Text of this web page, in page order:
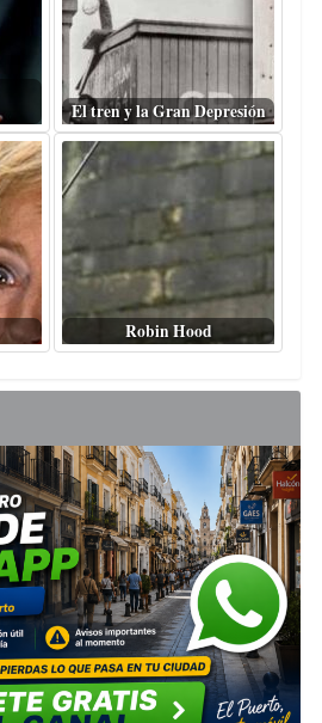
El tren y la Gran Depresión
Robin Hood